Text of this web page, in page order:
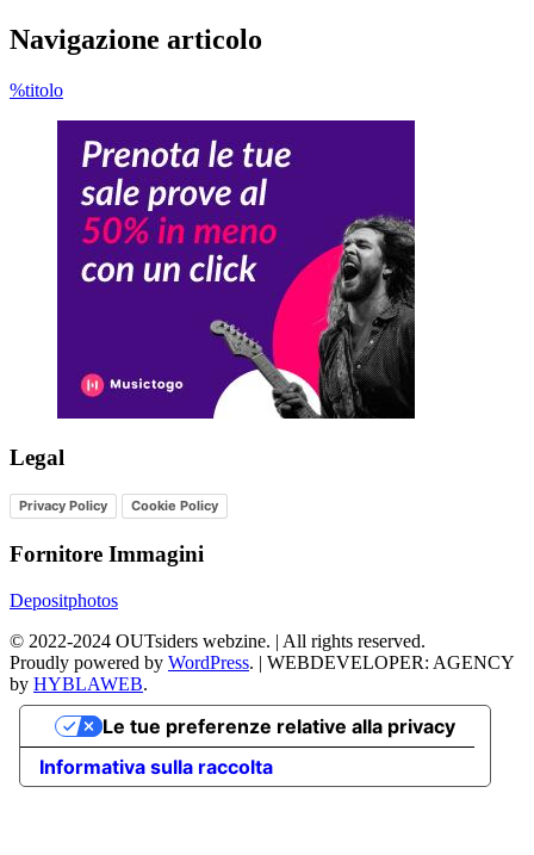
Navigazione articolo
%titolo
Legal
Privacy Policy Cookie Policy
Fornitore Immagini
Depositphotos
© 2022-2024 OUTsiders webzine. | All rights reserved.
Proudly powered by WordPress. | WEBDEVELOPER: AGENCY
by HYBLAWEB.
Informativa sulla raccolta
Le tue preferenze relative alla privacy